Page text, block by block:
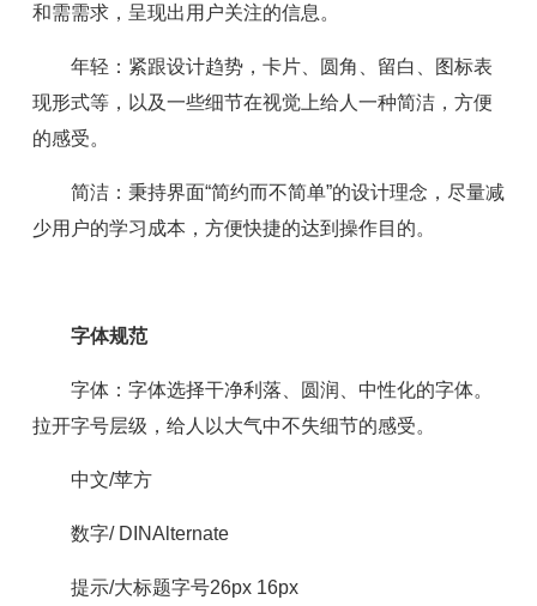
和需需求，呈现出用户关注的信息。
年轻：紧跟设计趋势，卡片、圆角、留白、图标表
现形式等，以及一些细节在视觉上给人一种简洁，方便
的感受。
简洁：秉持界面“简约而不简单”的设计理念，尽量减
少用户的学习成本，方便快捷的达到操作目的。
字体规范
字体：字体选择干净利落、圆润、中性化的字体。
拉开字号层级，给人以大气中不失细节的感受。
中文/苹方
数字/ DINAlternate
提示/大标题字号26px 16px